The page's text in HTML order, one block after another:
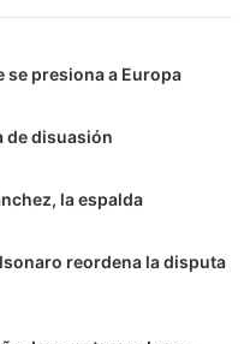
se presiona a Europa
de disuasión
la espalda
reordena la disputa